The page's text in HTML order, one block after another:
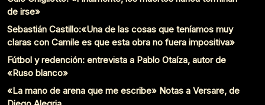
de irse»
Sebastián Castillo:«Una de las cosas que teníamos muy
claras con Camile es que esta obra no fuera impositiva»
Fútbol y redención: entrevista a Pablo Otaíza, autor de
«Ruso blanco»
«La mano de arena que me escribe» Notas a Versare, de